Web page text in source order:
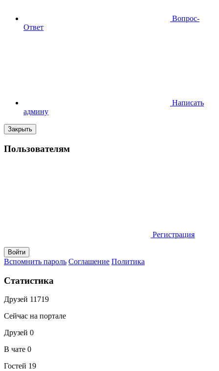
Вопрос-
Ответ
Написать
админу
Закрыть
Пользователям
Регистрация
Вспомнить пароль Соглашение Политика
Статистика
Друзей 11719
Сейчас на портале
Друзей 0
В чате 0
Гостей 19